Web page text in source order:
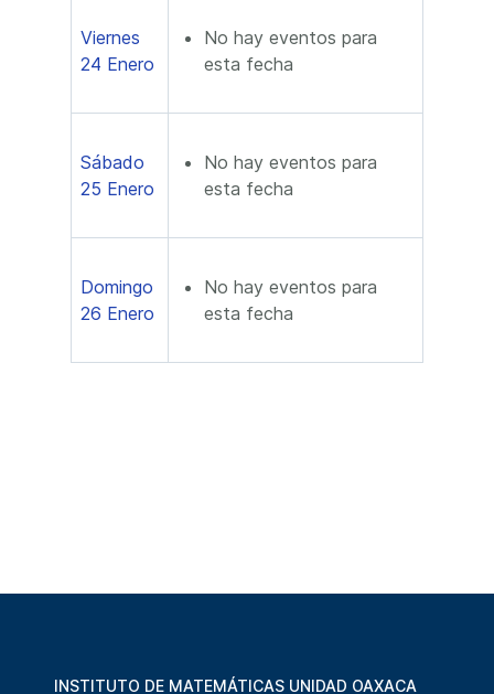
Viernes
24 Enero
No hay eventos para
esta fecha
Sábado
25 Enero
No hay eventos para
esta fecha
Domingo
26 Enero
No hay eventos para
esta fecha
INSTITUTO DE MATEMÁTICAS UNIDAD OAXACA